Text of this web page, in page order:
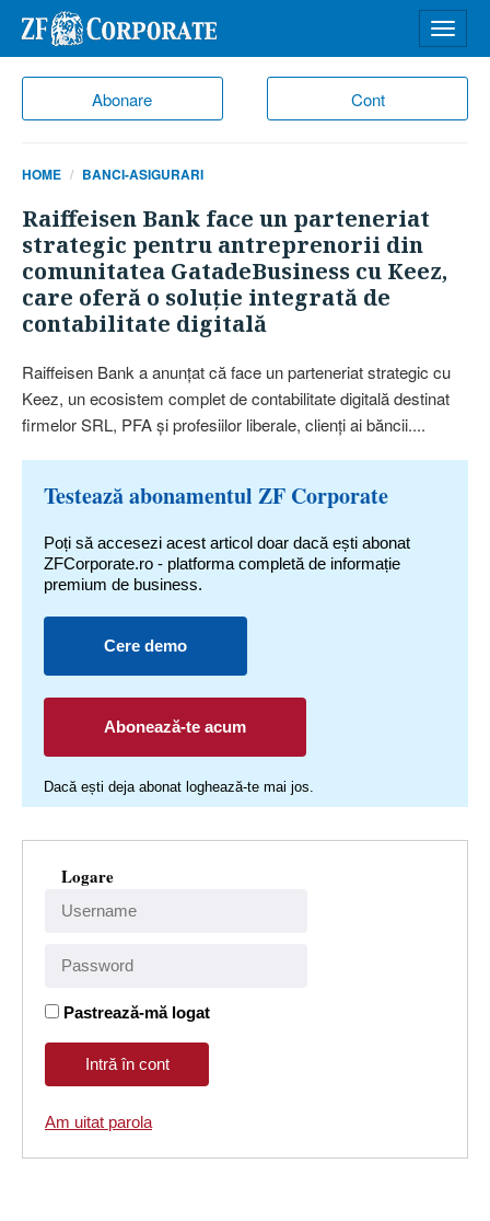
Abonare Cont
meniu
HOME BANCI-ASIGURARI
Raiffeisen Bank face un parteneriat
strategic pentru antreprenorii din
comunitatea GatadeBusiness cu Keez,
care oferă o soluţie integrată de
contabilitate digitală
Raiffeisen Bank a anunţat că face un parteneriat strategic cu
Keez, un ecosistem complet de contabilitate digitală destinat
firmelor SRL, PFA şi profesiilor liberale, clienţi ai băncii....
Testează abonamentul ZF Corporate
Poți să accesezi acest articol doar dacă ești abonat
ZFCorporate.ro - platforma completă de informație
premium de business.
Cere demo
Abonează-te acum
Dacă ești deja abonat loghează-te mai jos.
Logare
Pastrează-mă logat
Am uitat parola